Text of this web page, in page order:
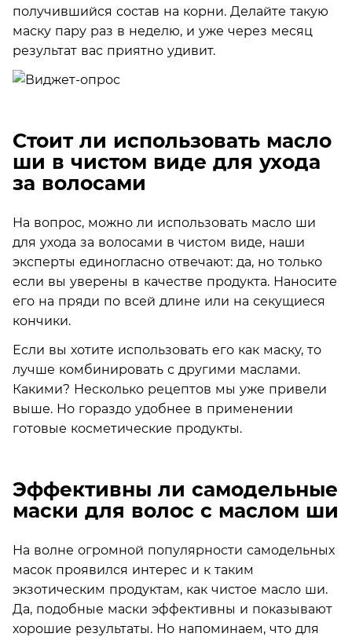
получившийся состав на корни. Делайте такую
маску пару раз в неделю, и уже через месяц
результат вас приятно удивит.
Стоит ли использовать масло
ши в чистом виде для ухода
за волосами
На вопрос, можно ли использовать масло ши
для ухода за волосами в чистом виде, наши
эксперты единогласно отвечают: да, но только
если вы уверены в качестве продукта. Наносите
его на пряди по всей длине или на секущиеся
кончики.
Если вы хотите использовать его как маску, то
лучше комбинировать с другими маслами.
Какими? Несколько рецептов мы уже привели
выше. Но гораздо удобнее в применении
готовые косметические продукты.
Эффективны ли самодельные
маски для волос с маслом ши
На волне огромной популярности самодельных
масок проявился интерес и к таким
экзотическим продуктам, как чистое масло ши.
Да, подобные маски эффективны и показывают
хорошие результаты. Но напоминаем, что для